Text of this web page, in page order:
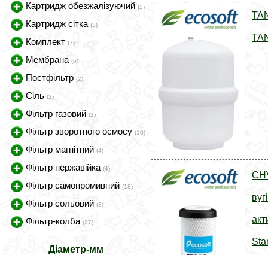
Картридж обезжалізуючий (2)
Картридж сітка (3)
Комплект (7)
Мембрана (6)
Постфільтр (2)
Сіль (2)
Фільтр газовий (2)
Фільтр зворотного осмосу (10)
Фільтр магнітний (4)
Фільтр нержавійка (4)
Фільтр самопромивний (18)
Фільтр сольовий (3)
Фільтр-колба (27)
Діаметр-мм